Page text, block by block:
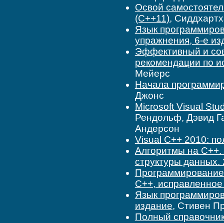
Освой
(C++11),
Язык
упражнения, 6-е
Эффективный и
рекомендации по
Мейерс
Начала
Джонс
Microsoft Visual
Рендольф, Дэвид
Андерсон
Visual C++ 2010:
Алгоритмы на
структуры данных.
C++,
Язык
издание, Стивен
Полный